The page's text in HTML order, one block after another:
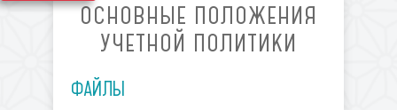
ОСНОВНЫЕ ПОЛОЖЕНИЯ
УЧЕТНОЙ ПОЛИТИКИ
ФАЙЛЫ